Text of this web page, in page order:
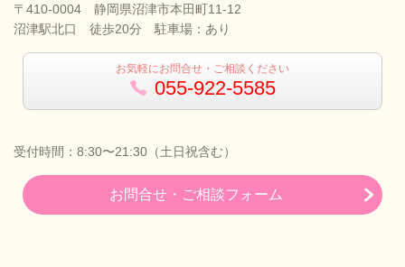
〒410-0004 静岡県沼津市本田町11-12
沼津駅北口 徒歩20分 駐車場：あり
お気軽にお問合せ・ご相談ください
055-922-5585
受付時間：8:30〜21:30（土日祝含む）
お問合せ・ご相談フォーム